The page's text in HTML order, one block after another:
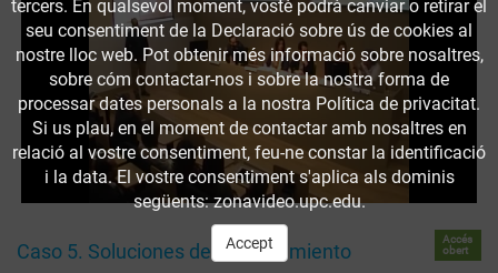
Caso 5. Soluciones de mantenimiento
Accés
obert
tercers. En qualsevol moment, vostè podrà canviar o retirar el
seu consentiment de la Declaració sobre ús de cookies al
nostre lloc web. Pot obtenir més informació sobre nosaltres,
sobre cóm contactar-nos i sobre la nostra forma de
processar dates personals a la nostra Política de privacitat.
Si us plau, en el moment de contactar amb nosaltres en
relació al vostre consentiment, feu-ne constar la identificació
i la data. El vostre consentiment s'aplica als dominis
següents: zonavideo.upc.edu.
Accept